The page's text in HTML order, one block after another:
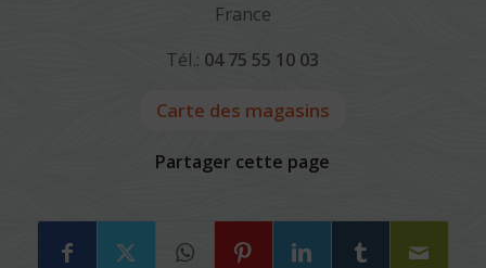
France
Tél.: 04 75 55 10 03
Carte des magasins
Partager cette page